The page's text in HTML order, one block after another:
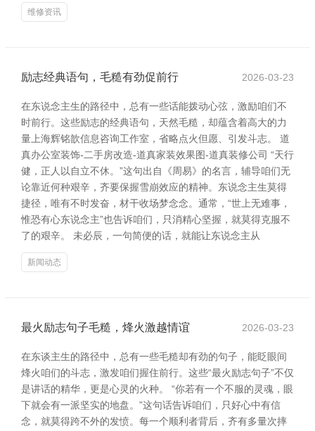
维修资讯
励志经典语句，毛糙有劲促前行 2026-03-23
在东说念主生的路径中，总有一些话能拨动心弦，激励咱们不
时前行。这些励志的经典语句，天然毛糙，却蕴含着高大的力
量上海辉铭歆信息咨询工作室，省略点火但愿、引发斗志。 道
真办公室装饰-二手房改造-道真家装效果图-道真装修公司 “天行
健，正人以自立不休。”这句出自《周易》的名言，辅导咱们无
论靠近何种艰辛，齐要保握雪崩效应的精神。东说念主生莫得
捷径，唯有不时发奋，材干收场梦念念。通常，“世上无难事，
惟恐有心东说念主”也告诉咱们，只消精心坚握，就莫得克服不
了的艰辛。 未必辰，一句简便的话，就能让东说念主从
新闻动态
最火励志句子毛糙，烽火激越情谊 2026-03-23
在东谈主生的路径中，总有一些毛糙却有劲的句子，能眨眼间
烽火咱们的斗志，激发咱们握住前行。这些“最火励志句子”不仅
是讲话的精华，更是心灵的火种。 “你若有一个不服的灵魂，眼
下就会有一派坚实的地盘。”这句话告诉咱们，只好心中有信
念，就莫得跨不外的发愤。每一个顺利者背后，齐有多量次摔